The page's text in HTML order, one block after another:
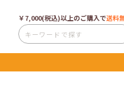
￥7,000(税込)以上のご購入で送料